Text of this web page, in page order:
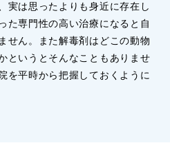
実は思ったよりも身近に存在し
た専門性の高い治療になると自
せん。また解毒剤はどこの動物
というとそんなこともありませ
を平時から把握しておくように